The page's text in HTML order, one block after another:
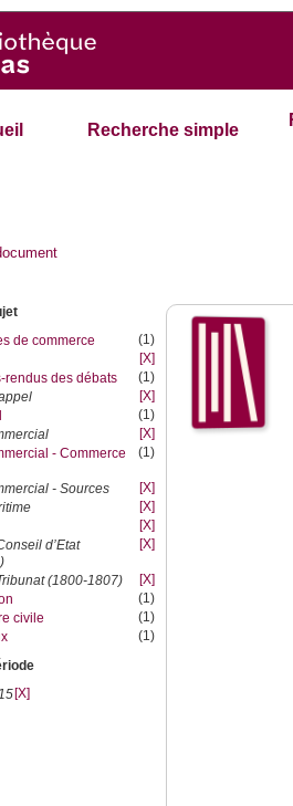
Recherche simple
de commerce
(1)
[X]
rendus des débats
(1)
[X]
(1)
[X]
- Commerce
(1)
- Sources
[X]
[X]
[X]
d’Etat
[X]
(1800-1807)
[X]
(1)
civile
(1)
(1)
[X]